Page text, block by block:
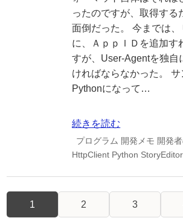
ったのですが、取得する
面倒だった。 今までは
に、ＡｐｐＩＤを追加す
すが、User-Agentを独自
ければならなかった。 サ
Pythonになって…
続きを読む
プログラム 開発メモ 開発
HttpClient Python StoryEditor
1 2 3